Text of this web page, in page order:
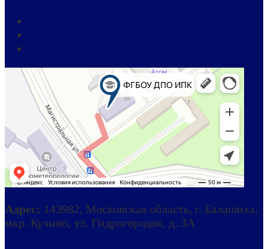
Адрес: 143982, Московская область, г. Балашиха,
мкр. Кучино, ул. Гидрогородок, д. 3А